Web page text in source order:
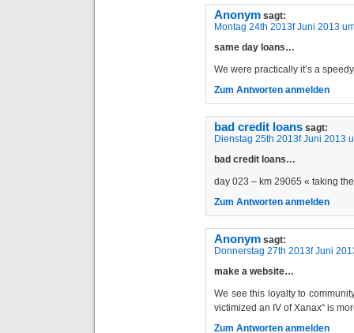
Anonym sagt:
Montag 24th 2013f Juni 2013
same day loans…
We were practically it’s a
Zum Antworten anmelden
bad credit loans sagt:
Dienstag 25th 2013f Juni 2013
bad credit loans…
day 023 – km 29065 « taking
Zum Antworten anmelden
Anonym sagt:
Donnerstag 27th 2013f Juni
make a website…
We see this loyalty to
victimized an IV of Xanax“ is
Zum Antworten anmelden